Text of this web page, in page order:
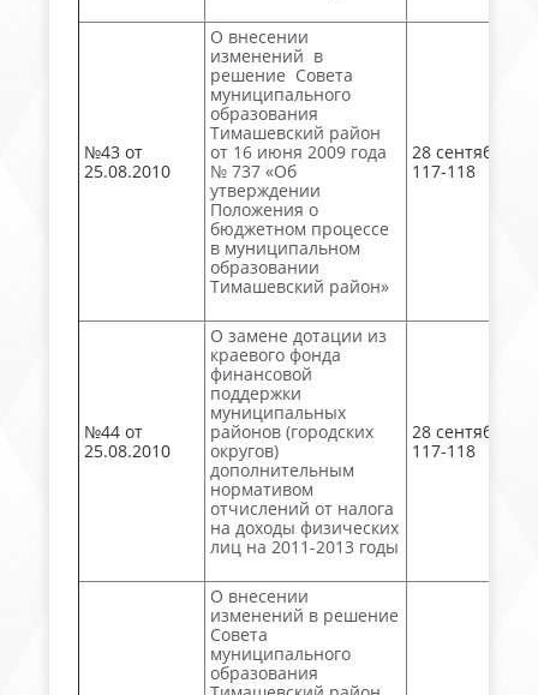
№43 от
25.08.2010
О внесении
изменений в
решение Совета
муниципального
образования
Тимашевский район
от 16 июня 2009 года
№ 737 «Об
утверждении
Положения о
бюджетном процессе
в муниципальном
образовании
Тимашевский район»
28 сентября, №
117-118
№44 от
25.08.2010
О замене дотации из
краевого фонда
финансовой
поддержки
муниципальных
районов (городских
округов)
дополнительным
нормативом
отчислений от налога
на доходы физических
лиц на 2011-2013 годы
28 сентября, №
117-118
О внесении
изменений в решение
Совета
муниципального
образования